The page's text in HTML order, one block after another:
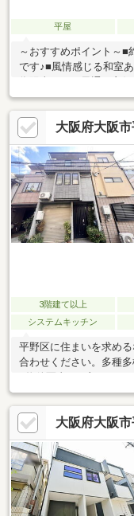
平屋
～おすすめポイント～■
です♪■風情感じる和室
すね♪■新築用地として
まで徒歩約3分・スーパ
郵便局まで徒歩約4分平
ぴったり♪その他、周辺
ご覧になってみません
相談ください！ お気軽
大阪府大阪
3階建て以上
システムキッチン
平野区に住まいを求め
合わせください。多種
除されております。現
大阪府大阪